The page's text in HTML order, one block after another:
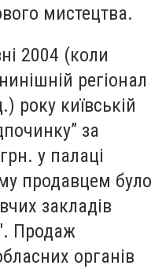
мистецтва.
2004 (коли
регіонал
року київській
за
у палаці
продавцем було
закладів
Продаж
органів